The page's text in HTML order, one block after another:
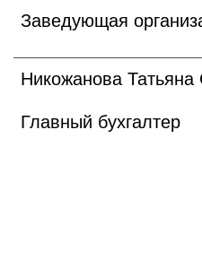
Заведующая
Никожанова Татьяна
Главный бухгалтер